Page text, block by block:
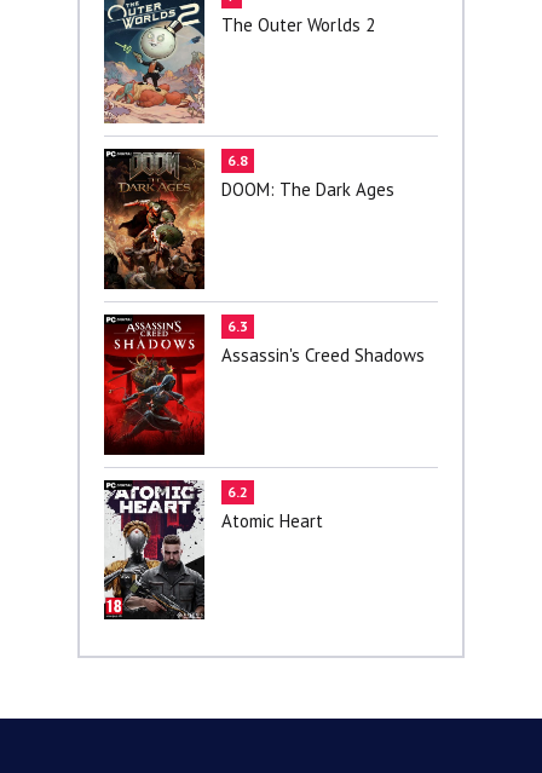
The Outer Worlds 2
6.8
DOOM: The Dark Ages
6.3
Assassin's Creed Shadows
6.2
Atomic Heart